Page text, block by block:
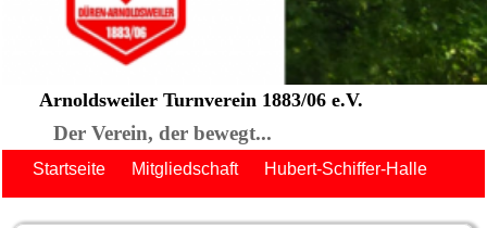
Arnoldsweiler Turnverein 1883/06 e.V.
Der Verein, der bewegt...
Startseite Mitgliedschaft Hubert-Schiffer-Halle